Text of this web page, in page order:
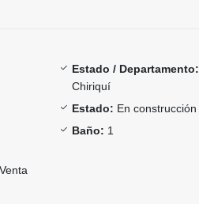
Estado / Departamento:
Chiriquí
Estado: En construcción
Baño: 1
Venta